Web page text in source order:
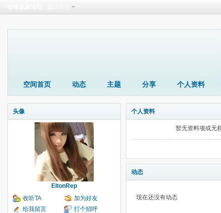
空间首页 动态 主题 分享 个人资料
头像
EltonRep
收听TA
加为好友
给我留言
打个招呼
个人资料
暂无资料项或无
动态
现在还没有动态